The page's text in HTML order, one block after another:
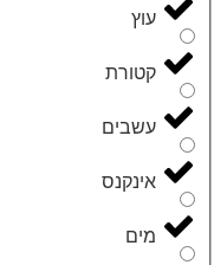
עוץ
קטורת
עשבים
אינקנס
מים